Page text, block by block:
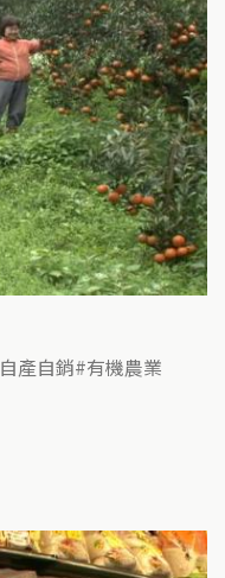
自產自銷 有機農業